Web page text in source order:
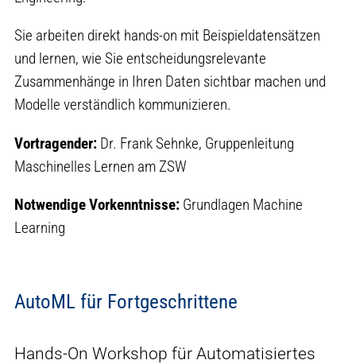
Sie arbeiten direkt hands-on mit Beispieldatensätzen
und lernen, wie Sie entscheidungsrelevante
Zusammenhänge in Ihren Daten sichtbar machen und
Modelle verständlich kommunizieren.
Vortragender: Dr. Frank Sehnke, Gruppenleitung
Maschinelles Lernen am ZSW
Notwendige Vorkenntnisse: Grundlagen Machine
Learning
AutoML für Fortgeschrittene
Hands-On Workshop für Automatisiertes